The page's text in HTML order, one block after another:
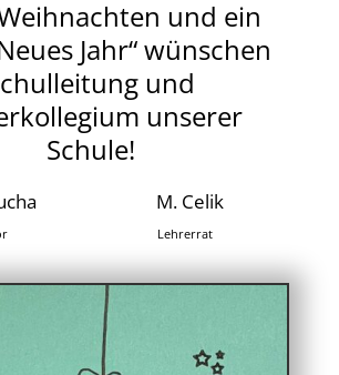
und ein
Jahr“ wünschen
und
unserer
Schule!
M. Celik
Lehrerrat